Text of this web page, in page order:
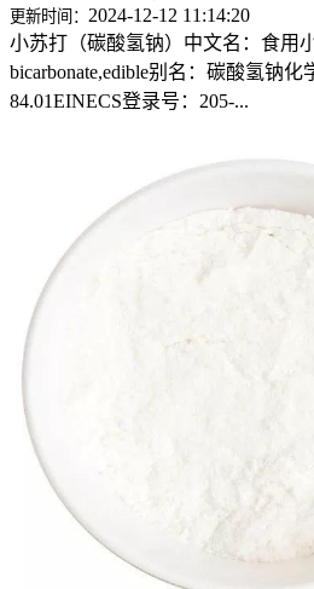
更新时间： 2024-12-12 11:14:20
小苏打（碳酸氢钠）中文名：食用
bicarbonate,edible别名：碳酸氢钠化
84.01EINECS登录号：205-...